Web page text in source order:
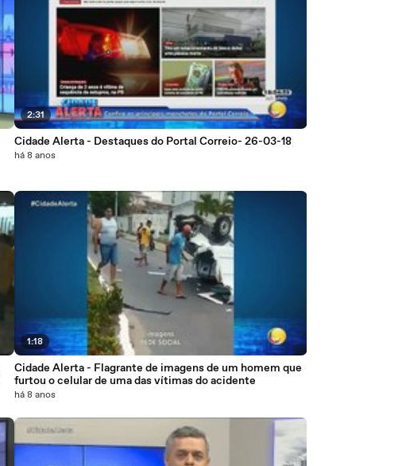
2:31
Cidade Alerta - Destaques do Portal Correio- 26-03-18
há 8 anos
1:18
Cidade Alerta - Flagrante de imagens de um homem que
furtou o celular de uma das vítimas do acidente
há 8 anos